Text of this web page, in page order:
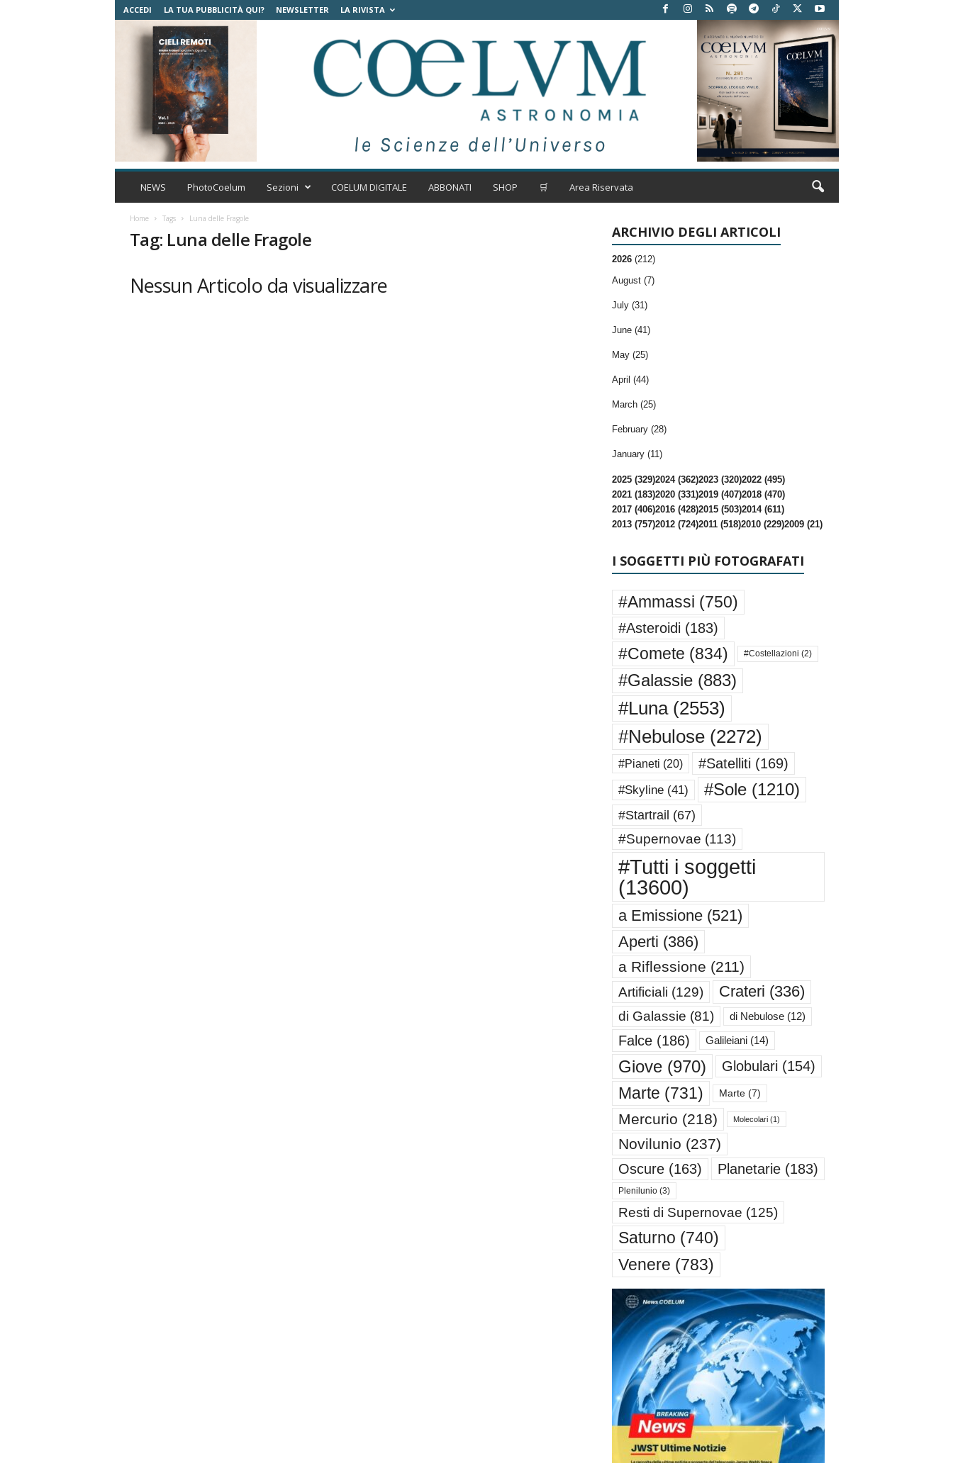
ACCEDI LA TUA PUBBLICITÀ QUI? NEWSLETTER LA RIVISTA
C
m
t
NEWS PhotoCoelum Sezioni COELUM DIGITALE ABBONATI SHOP 🛒 Area Riservata
Home Tags Luna delle Fragole
Tag: Luna delle Fragole
Nessun Articolo da visualizzare
ARCHIVIO DEGLI ARTICOLI
2026 (212)
August (7)
July (31)
June (41)
May (25)
April (44)
March (25)
February (28)
January (11)
2025 (329)2024 (362)2023 (320)2022 (495)
2021 (183)2020 (331)2019 (407)2018 (470)
2017 (406)2016 (428)2015 (503)2014 (611)
2013 (757)2012 (724)2011 (518)2010 (229)2009 (21)
I SOGGETTI PIÙ FOTOGRAFATI
#Ammassi (750)
#Asteroidi (183)
#Comete (834) #Costellazioni (2)
#Galassie(883)
#Luna(2553)
#Nebulose(2272)
#Pianeti (20) #Satelliti (169)
#Skyline(41) #Sole(1210)
#Startrail (67)
#Supernovae (113)
#Tutti i soggetti
(13600)
a Emissione(521)
Aperti (386)
a Riflessione (211)
Artificiali (129) Crateri (336)
di Galassie (81) di Nebulose(12)
Falce(186) Galileiani(14)
Giove(970) Globulari (154)
Marte (731) Marte(7)
Mercurio (218) Molecolari(1)
Novilunio (237)
Oscure(163) Planetarie(183)
Plenilunio(3)
Resti di Supernovae (125)
Saturno (740)
Venere (783)